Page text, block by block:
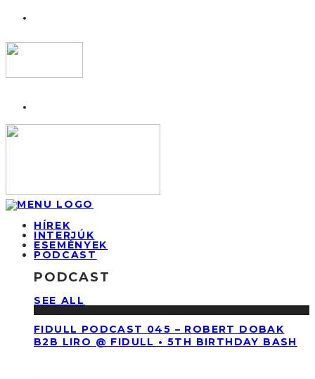
HÍREK
INTERJÚK
ESEMÉNYEK
PODCAST
PODCAST
SEE ALL
FIDULL PODCAST 045 – ROBERT DOBAK
B2B LIRO @ FIDULL • 5TH BIRTHDAY BASH